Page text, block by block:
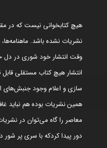
هیچ کتابخوانی نیست که در
نشریات نشده باشد.
وقت انتشار خود شوری در دل
انتشار هیچ کتاب مستقلی
سازی و اعلام وجود جنبش‌های
همین نشریات بوده هم نباید
معاصر را گاه می‌توان در
دور پیدا کردکه با سری پر